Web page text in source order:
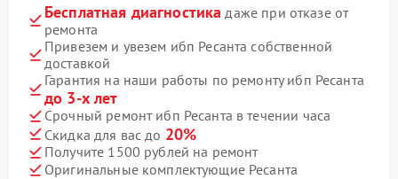
Бесплатная диагностика даже при отказе от
ремонта
Привезем и увезем ибп Ресанта собственной
доставкой
Гарантия на наши работы по ремонту ибп Ресанта
до 3-х лет
Срочный ремонт ибп Ресанта в течении часа
Скидка для вас до 20%
Получите 1500 рублей на ремонт
Оригинальные комплектующие Ресанта